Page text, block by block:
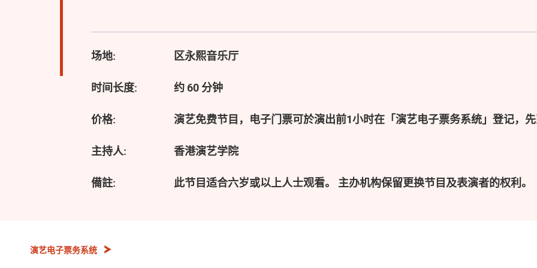
场地: 区永熙音乐厅
时间长度: 约 60 分钟
价格: 演艺免费节目，电子门票可於演出前1小时在「演艺电子票务系统」登记，
主持人: 香港演艺学院
備註: 此节目适合六岁或以上人士观看。 主办机构保留更换节目及表演者的权利。
演艺电子票务系统